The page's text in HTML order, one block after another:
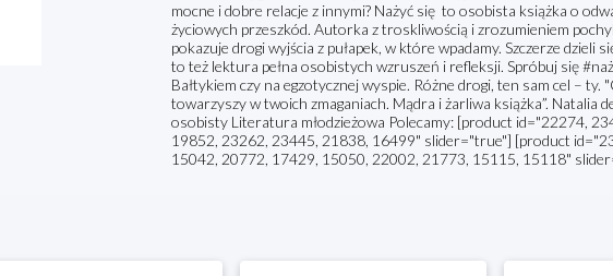
mocne i dobre relacje z innymi? Nażyć się to osobista książka o
życiowych przeszkód. Autorka z troskliwością i zrozumieniem
pokazuje drogi wyjścia z pułapek, w które wpadamy. Szczerze dzieli
to też lektura pełna osobistych wzruszeń i refleksji. Spróbuj się
Bałtykiem czy na egzotycznej wyspie. Różne drogi, ten sam cel – ty.
towarzyszy w twoich zmaganiach. Mądra i żarliwa książka”. Natalia
osobisty Literatura młodzieżowa Polecamy: [product id="22274,
19852, 23262, 23445, 21838, 16499" slider="true"] [product
15042, 20772, 17429, 15050, 22002, 21773, 15115, 15118"